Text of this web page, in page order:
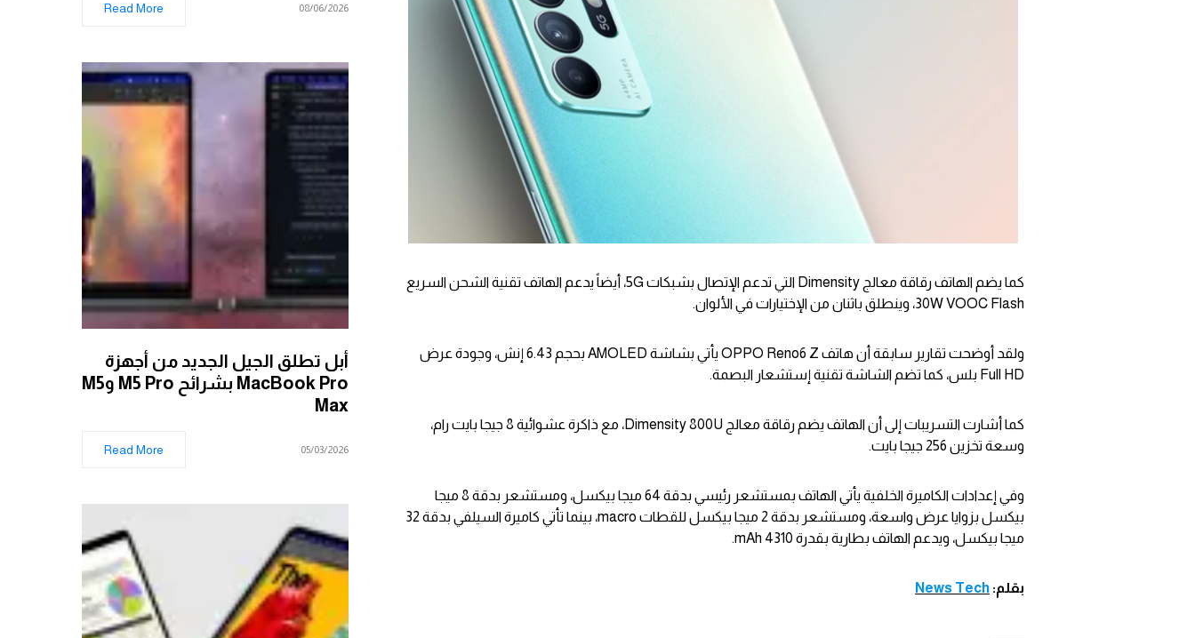
كما يضم الهاتف رقاقة معالج Dimensity التي تدعم الإتصال بشبكات 5G، أيضاً يدعم الهاتف تقنية الشحن السريع
30W VOOC Flash، وينطلق باثنان من الإختيارات في الألوان.
ولقد أوضحت تقارير سابقة أن هاتف OPPO Reno6 Z يأتي بشاشة AMOLED بحجم 6.43 إنش، وجودة عرض
Full HD بلس، كما تضم الشاشة تقنية إستشعار البصمة.
كما أشارت التسريبات إلى أن الهاتف يضم رقاقة معالج Dimensity 800U، مع ذاكرة عشوائية 8 جيجا بايت رام،
وسعة تخزين 256 جيجا بايت.
وفي إعدادات الكاميرة الخلفية يأتي الهاتف بمستشعر رئيسي بدقة 64 ميجا بيكسل، ومستشعر بدقة 8 ميجا
بيكسل بزوايا عرض واسعة، ومستشعر بدقة 2 ميجا بيكسل للقطات macro، بينما تأتي كاميرة السيلفي بدقة 32
ميجا بيكسل، ويدعم الهاتف بطارية بقدرة 4310 mAh.
بقلم: News Tech
08/06/2026
Read More
أبل تطلق الجيل الجديد من أجهزة
MacBook Pro بشرائح M5 Pro وM5
Max
05/03/2026
Read More